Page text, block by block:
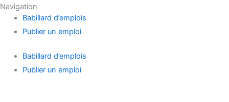
Navigation
Babillard d’emplois
Publier un emploi
Babillard d’emplois
Publier un emploi